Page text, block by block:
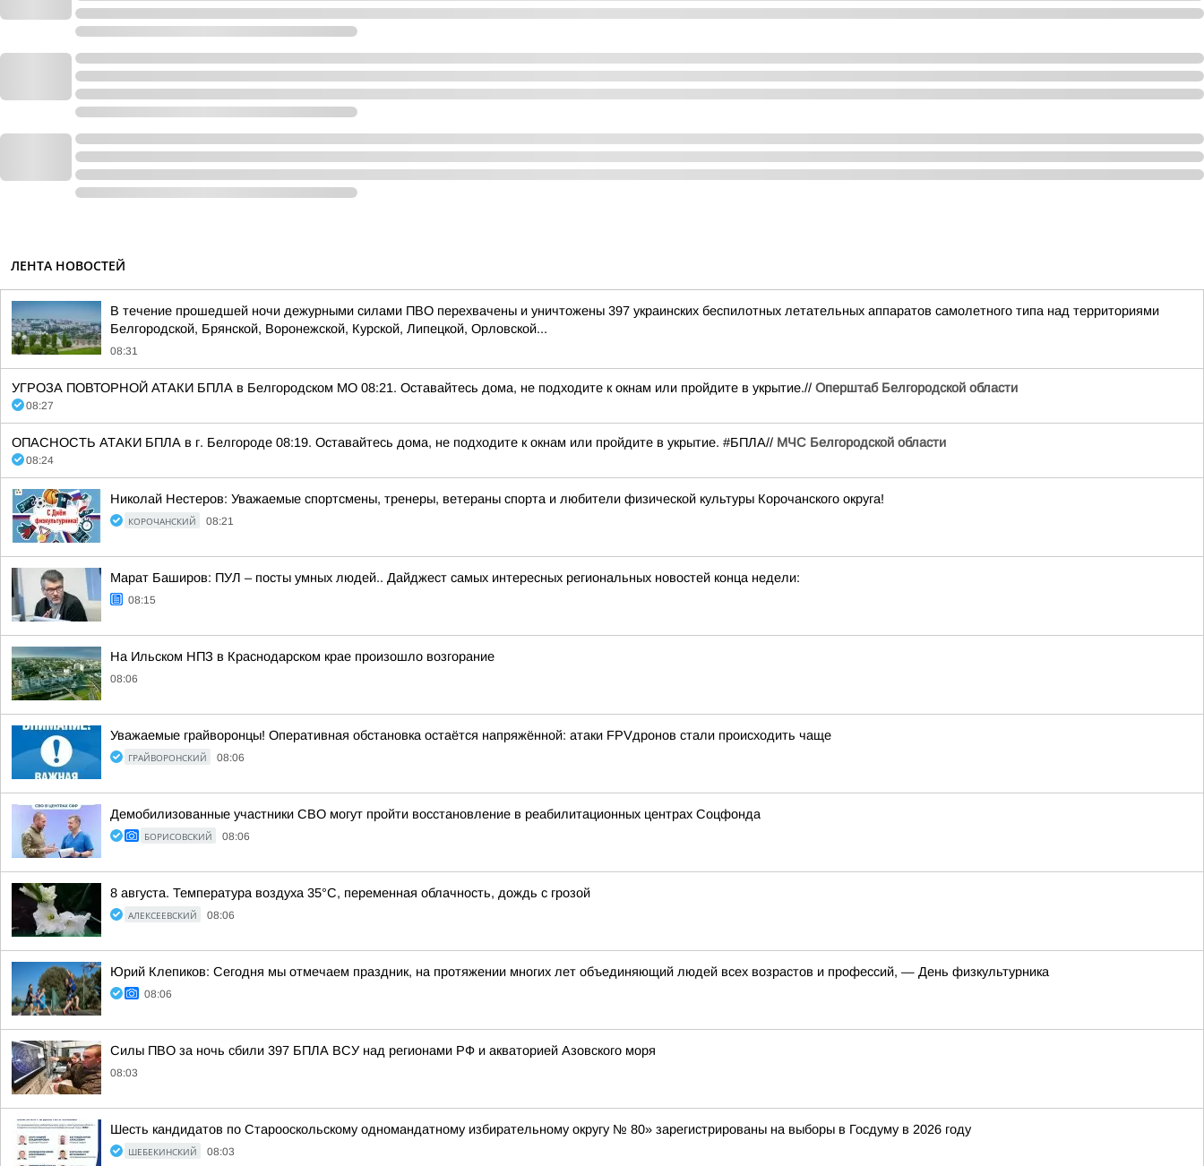
ЛЕНТА НОВОСТЕЙ
В течение прошедшей ночи дежурными силами ПВО перехвачены и уничтожены 397 украинских беспилотных летательных аппаратов самолетного типа над территориями
Белгородской, Брянской, Воронежской, Курской, Липецкой, Орловской...
08:31
УГРОЗА ПОВТОРНОЙ АТАКИ БПЛА в Белгородском МО 08:21. Оставайтесь дома, не подходите к окнам или пройдите в укрытие.// Оперштаб Белгородской области
08:27
ОПАСНОСТЬ АТАКИ БПЛА в г. Белгороде 08:19. Оставайтесь дома, не подходите к окнам или пройдите в укрытие. #БПЛА// МЧС Белгородской области
08:24
Николай Нестеров: Уважаемые спортсмены, тренеры, ветераны спорта и любители физической культуры Корочанского округа!
КОРОЧАНСКИЙ 08:21
Марат Баширов: ПУЛ – посты умных людей.. Дайджест самых интересных региональных новостей конца недели:
08:15
На Ильском НПЗ в Краснодарском крае произошло возгорание
08:06
Уважаемые грайворонцы! Оперативная обстановка остаётся напряжённой: атаки FPVдронов стали происходить чаще
ГРАЙВОРОНСКИЙ 08:06
Демобилизованные участники СВО могут пройти восстановление в реабилитационных центрах Соцфонда
БОРИСОВСКИЙ 08:06
8 августа. Температура воздуха 35°C, переменная облачность, дождь с грозой
АЛЕКСЕЕВСКИЙ 08:06
Юрий Клепиков: Сегодня мы отмечаем праздник, на протяжении многих лет объединяющий людей всех возрастов и профессий, — День физкультурника
08:06
Силы ПВО за ночь сбили 397 БПЛА ВСУ над регионами РФ и акваторией Азовского моря
08:03
Шесть кандидатов по Старооскольскому одномандатному избирательному округу № 80» зарегистрированы на выборы в Госдуму в 2026 году
ШЕБЕКИНСКИЙ 08:03